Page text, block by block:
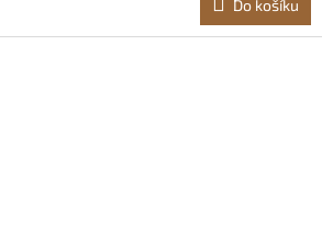
Do košíku